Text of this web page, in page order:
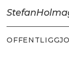
Stefan